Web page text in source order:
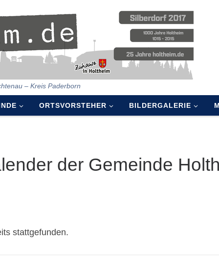
– Kreis Paderborn
ORTSVORSTEHER BILDERGALERIE
der Gemeinde
stattgefunden.